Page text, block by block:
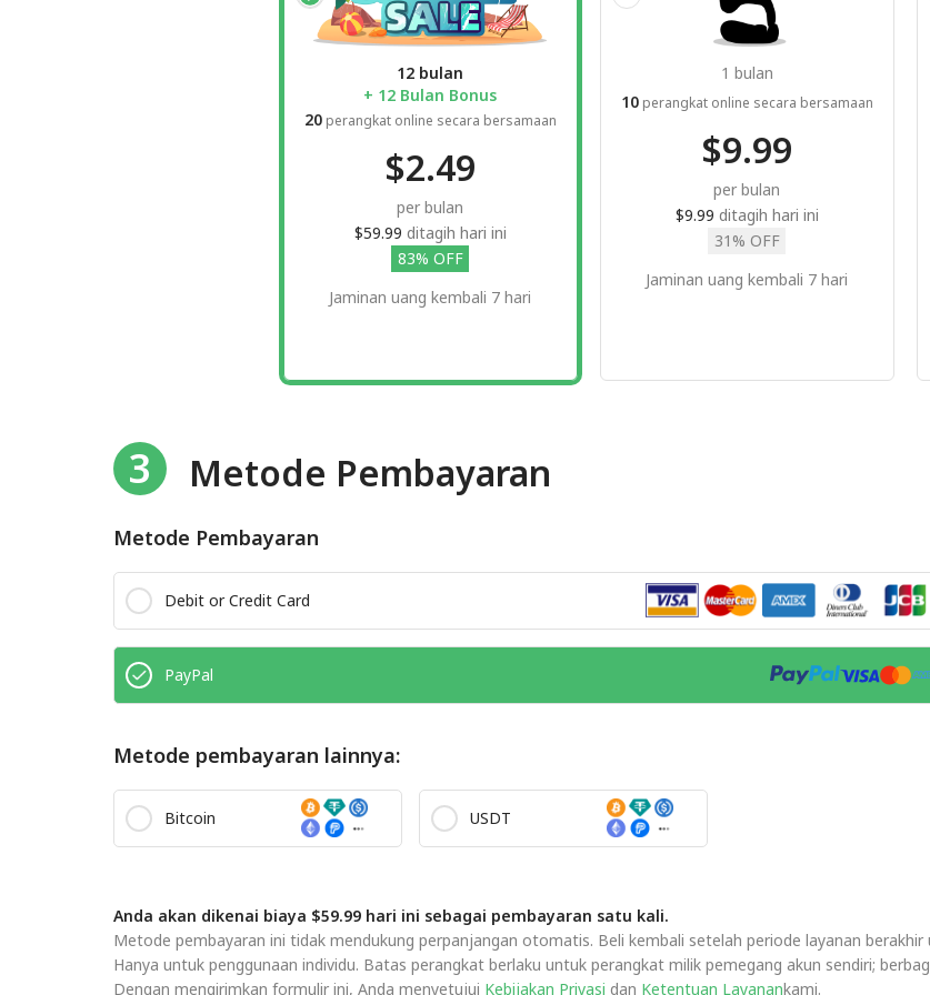
12 bulan
+ 12 Bulan Bonus
20perangkat online secara bersamaan
$2.49
per bulan
$59.99 ditagih hari ini
83% OFF
Jaminan uang kembali 7 hari
1 bulan
10perangkat online secara bersamaan
$9.99
per bulan
$9.99 ditagih hari ini
31% OFF
Jaminan uang kembali 7 hari
3 Metode Pembayaran
Metode Pembayaran
Debit or Credit Card
PayPal
Metode pembayaran lainnya:
Bitcoin USDT
Anda akan dikenai biaya $59.99 hari ini sebagai pembayaran satu kali.
Metode pembayaran ini tidak mendukung perpanjangan otomatis. Beli kembali setelah periode layanan
Hanya untuk penggunaan individu. Batas perangkat berlaku untuk perangkat milik pemegang akun sendiri;
Dengan mengirimkan formulir ini, Anda menyetujui Kebijakan Privasi dan Ketentuan Layanankami.